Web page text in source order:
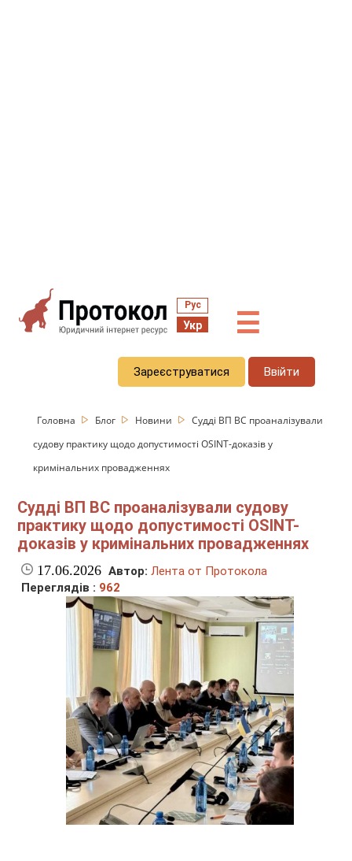
Рус
Укр ☰
Зареєструватися Ввійти
Головна Блог Новини
Судді ВП ВС проаналізували
судову практику щодо допустимості OSINT-доказів у
кримінальних провадженнях
Судді ВП ВС проаналізували судову
практику щодо допустимості OSINT-
доказів у кримінальних провадженнях
17.06.2026 Автор: Лента от Протокола
Переглядів : 962